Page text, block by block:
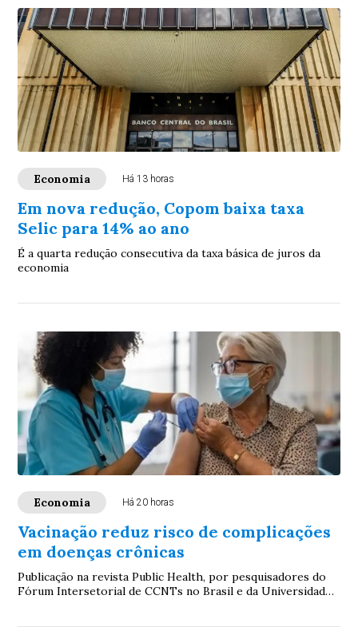
Economia Há 13 horas
Em nova redução, Copom baixa taxa
Selic para 14% ao ano
É a quarta redução consecutiva da taxa básica de juros da
economia
Economia Há 20 horas
Vacinação reduz risco de complicações
em doenças crônicas
Publicação na revista Public Health, por pesquisadores do
Fórum Intersetorial de CCNTs no Brasil e da Universidade